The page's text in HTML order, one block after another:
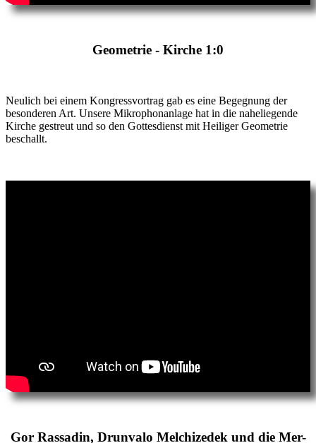
Geometrie - Kirche 1:0
Neulich bei einem Kongressvortrag gab es eine Begegnung der
besonderen Art. Unsere Mikrophonanlage hat in die naheliegende
Kirche gestreut und so den Gottesdienst mit Heiliger Geometrie
beschallt.
Gor Rassadin, Drunvalo Melchizedek und die Mer-